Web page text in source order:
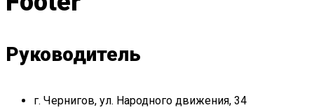
Руководитель
г. Чернигов, ул. Народного движения, 34